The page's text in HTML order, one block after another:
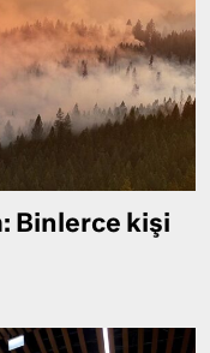
Binlerce kişi